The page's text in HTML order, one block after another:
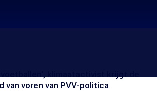
van voren van PVV-politica